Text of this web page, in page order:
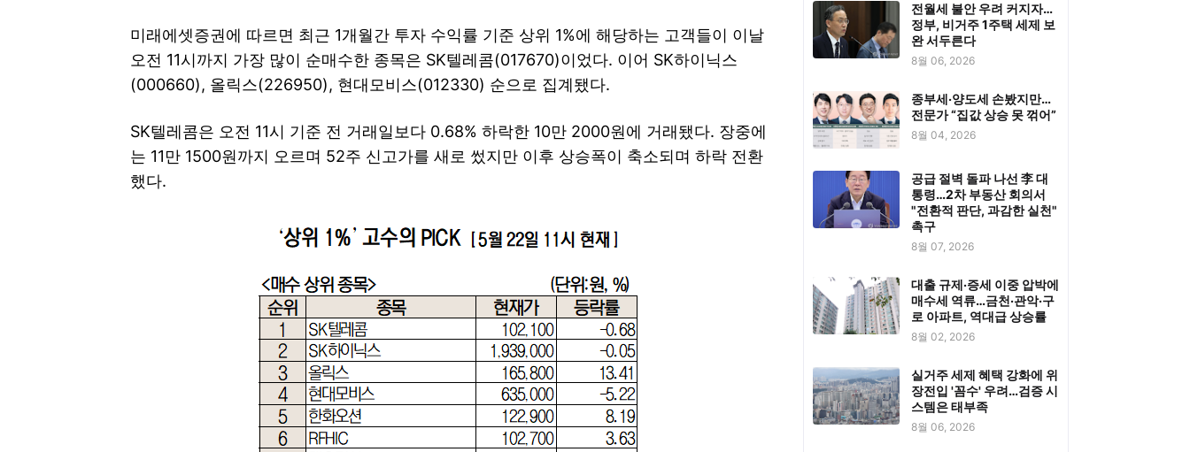
미래에셋증권에 따르면 최근 1개월간 투자 수익률 기준 상위 1%에 해당하는 고객들이 이날
오전 11시까지 가장 많이 순매수한 종목은 SK텔레콤(017670)이었다. 이어 SK하이닉스
(000660), 올릭스(226950), 현대모비스(012330) 순으로 집계됐다.
SK텔레콤은 오전 11시 기준 전 거래일보다 0.68% 하락한 10만 2000원에 거래됐다. 장중에
는 11만 1500원까지 오르며 52주 신고가를 새로 썼지만 이후 상승폭이 축소되며 하락 전환
했다.
전월세 불안 우려 커지자…
정부, 비거주 1주택 세제 보
완 서두른다
8월 06, 2026
종부세·양도세 손봤지만…
전문가 “집값 상승 못 꺾어”
8월 04, 2026
공급 절벽 돌파 나선 李 대
통령…2차 부동산 회의서
"전환적 판단, 과감한 실천"
촉구
8월 07, 2026
대출 규제·증세 이중 압박에
매수세 역류…금천·관악·구
로 아파트, 역대급 상승률
8월 02, 2026
실거주 세제 혜택 강화에 위
장전입 '꼼수' 우려…검증 시
스템은 태부족
8월 06, 2026